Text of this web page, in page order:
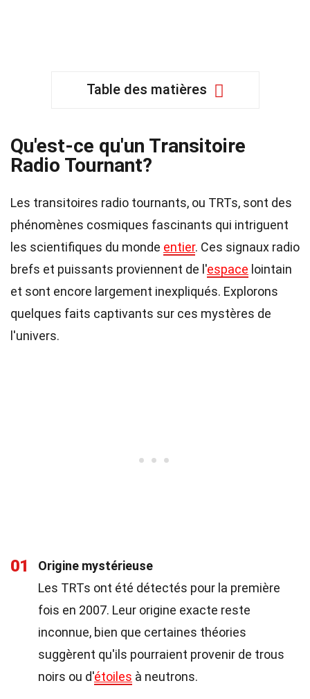
Table des matières
Qu'est-ce qu'un Transitoire
Radio Tournant?
Les transitoires radio tournants, ou TRTs, sont des
phénomènes cosmiques fascinants qui intriguent
les scientifiques du monde entier. Ces signaux radio
brefs et puissants proviennent de l'espace lointain
et sont encore largement inexpliqués. Explorons
quelques faits captivants sur ces mystères de
l'univers.
01
Origine mystérieuse
Les TRTs ont été détectés pour la première
fois en 2007. Leur origine exacte reste
inconnue, bien que certaines théories
suggèrent qu'ils pourraient provenir de trous
noirs ou d'étoiles à neutrons.